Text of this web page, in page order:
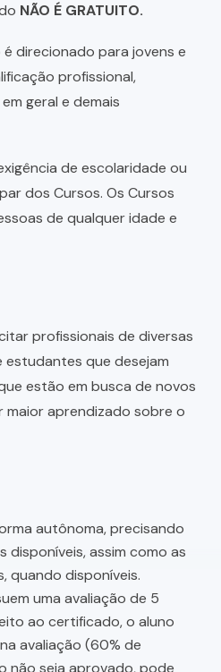
NÃO É GRATUITO.
é direcionado para jovens e
profissional,
geral e demais
de escolaridade ou
dos Cursos. Os Cursos
de qualquer idade e
profissionais de diversas
que desejam
estão em busca de novos
maior aprendizado sobre o
autônoma, precisando
disponíveis, assim como as
quando disponíveis.
uma avaliação de 5
ao certificado, o aluno
avaliação (60% de